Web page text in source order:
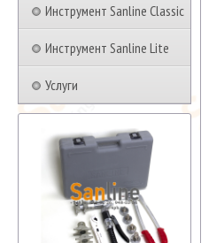
Инструмент Sanline Classic
Инструмент Sanline Lite
Услуги